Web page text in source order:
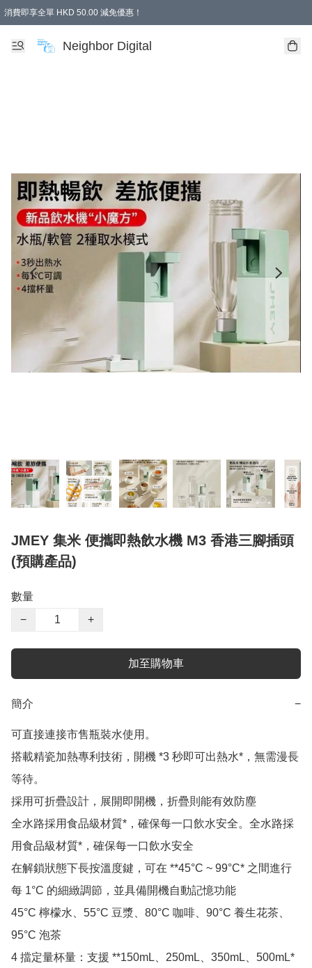
消費即享全單 HKD 50.00 減免優惠！
Neighbor Digital
JMEY 集米 便攜即熱飲水機 M3 香港三腳插頭
(預購產品)
數量
−
+
加至購物車
簡介 −
可直接連接市售瓶裝水使用。
搭載精瓷加熱專利技術，開機 *3 秒即可出熱水*，無需漫長
等待。
採用可折疊設計，展開即開機，折疊則能有效防塵
全水路採用食品級材質*，確保每一口飲水安全。全水路採
用食品級材質*，確保每一口飲水安全
在解鎖狀態下長按溫度鍵，可在 **45°C ~ 99°C* 之間進行
每 1°C 的細緻調節，並具備開機自動記憶功能
45°C 檸檬水、55°C 豆漿、80°C 咖啡、90°C 養生花茶、
95°C 泡茶
4 擋定量杯量：支援 **150mL、250mL、350mL、500mL*